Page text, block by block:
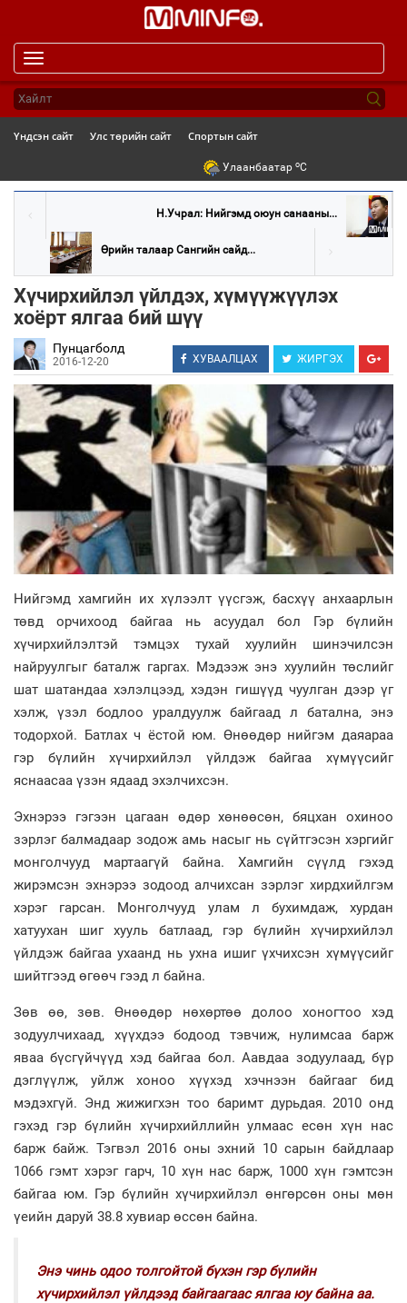
navigation
Үндсэн сайт Улс төрийн сайт Спортын сайт
Улаанбаатар oC
Н.Учрал: Нийгэмд оюун санааны...
Өрийн талаар Сангийн сайд...
Хүчирхийлэл үйлдэх, хүмүүжүүлэх
хоёрт ялгаа бий шүү
Пунцагболд
2016-12-20 ХУВААЛЦАХ ЖИРГЭХ
Нийгэмд хамгийн их хүлээлт үүсгэж, басхүү анхаарлын
төвд орчихоод байгаа нь асуудал бол Гэр бүлийн
хүчирхийлэлтэй тэмцэх тухай хуулийн шинэчилсэн
найруулгыг баталж гаргах. Мэдээж энэ хуулийн төслийг
шат шатандаа хэлэлцээд, хэдэн гишүүд чуулган дээр үг
хэлж, үзэл бодлоо уралдуулж байгаад л батална, энэ
тодорхой. Батлах ч ёстой юм. Өнөөдөр нийгэм даяараа
гэр бүлийн хүчирхийлэл үйлдэж байгаа хүмүүсийг
яснаасаа үзэн ядаад эхэлчихсэн.
Эхнэрээ гэгээн цагаан өдөр хөнөөсөн, бяцхан охиноо
зэрлэг балмадаар зодож амь насыг нь сүйтгэсэн хэргийг
монголчууд мартаагүй байна. Хамгийн сүүлд гэхэд
жирэмсэн эхнэрээ зодоод алчихсан зэрлэг хирдхийлгэм
хэрэг гарсан. Монголчууд улам л бухимдаж, хурдан
хатуухан шиг хууль батлаад, гэр бүлийн хүчирхийлэл
үйлдэж байгаа ухаанд нь ухна ишиг үхчихсэн хүмүүсийг
шийтгээд өгөөч гээд л байна.
Зөв өө, зөв. Өнөөдөр нөхөртөө долоо хоногтоо хэд
зодуулчихаад, хүүхдээ бодоод тэвчиж, нулимсаа барж
яваа бүсгүйчүүд хэд байгаа бол. Аавдаа зодуулаад, бүр
дэглүүлж, уйлж хоноо хүүхэд хэчнээн байгааг бид
мэдэхгүй. Энд жижигхэн тоо баримт дурьдая. 2010 онд
гэхэд гэр бүлийн хүчирхийллийн улмаас есөн хүн нас
барж байж. Тэгвэл 2016 оны эхний 10 сарын байдлаар
1066 гэмт хэрэг гарч, 10 хүн нас барж, 1000 хүн гэмтсэн
байгаа юм. Гэр бүлийн хүчирхийлэл өнгөрсөн оны мөн
үеийн даруй 38.8 хувиар өссөн байна.
Энэ чинь одоо толгойтой бүхэн гэр бүлийн
хүчирхийлэл үйлдээд байгаагаас ялгаа юу байна аа.